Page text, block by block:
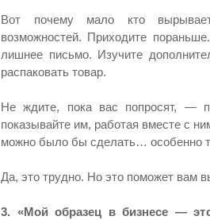
Вот почему мало кто
возможностей. Приходите
лишнее письмо. Изучите
распаковать товар.
Не ждите, пока вас попросят, —
показывайте им, работая вместе с
можно было бы сделать… особенно
Да, это трудно. Но это поможет вам
3. «Мой образец в бизнесе —